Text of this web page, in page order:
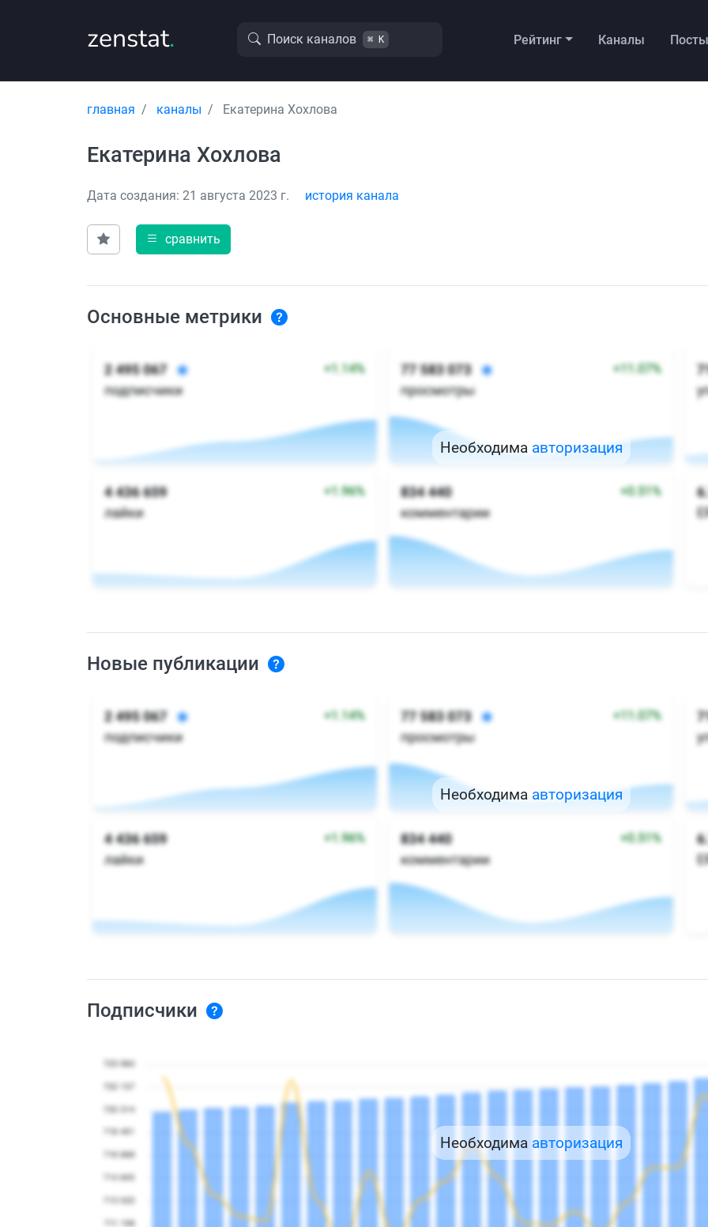
zenstat. Поиск каналов ⌘ K Рейтинг Каналы Посты
главная каналы Екатерина Хохлова
Екатерина Хохлова
Дата создания: 21 августа 2023 г. история канала
сравнить
Основные метрики
Необходима авторизация
Новые публикации
Необходима авторизация
Подписчики
Необходима авторизация